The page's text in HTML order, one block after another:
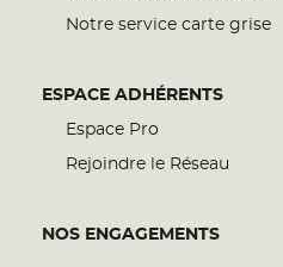
Notre service carte grise
ESPACE ADHÉRENTS
Espace Pro
Rejoindre le Réseau
NOS ENGAGEMENTS